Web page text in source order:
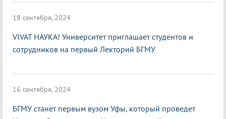
18 сентября, 2024
VIVAT НАУКА! Университет приглашает студентов и
сотрудников на первый Лекторий БГМУ
16 сентября, 2024
БГМУ станет первым вузом Уфы, который проведет